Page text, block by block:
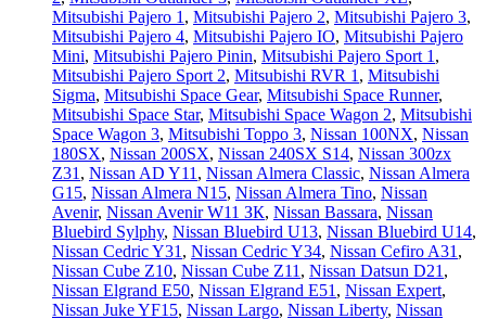
Mitsubishi Pajero 1 , Mitsubishi Pajero 2, Mitsubishi Pajero 3,
Mitsubishi Pajero 4, Mitsubishi Pajero IO, Mitsubishi Pajero
Mini, Mitsubishi Pajero Pinin, Mitsubishi Pajero Sport 1 ,
Mitsubishi Pajero Sport 2, Mitsubishi RVR 1 , Mitsubishi
Sigma, Mitsubishi Space Gear, Mitsubishi Space Runner,
Mitsubishi Space Star, Mitsubishi Space Wagon 2, Mitsubishi
Space Wagon 3, Mitsubishi Toppo 3, Nissan 100NX, Nissan
180SX, Nissan 200SX, Nissan 240SX S14, Nissan 300zx
Z31 , Nissan AD Y11 , Nissan Almera Classic, Nissan Almera
G15, Nissan Almera N15, Nissan Almera Tino, Nissan
Avenir, Nissan Avenir W11 ЗК, Nissan Bassara, Nissan
Bluebird Sylphy, Nissan Bluebird U13, Nissan Bluebird U14,
Nissan Cedric Y31 , Nissan Cedric Y34, Nissan Cefiro A31 ,
Nissan Cube Z10, Nissan Cube Z11 , Nissan Datsun D21 ,
Nissan Elgrand E50, Nissan Elgrand E51 , Nissan Expert,
Nissan Juke YF15, Nissan Largo, Nissan Liberty, Nissan